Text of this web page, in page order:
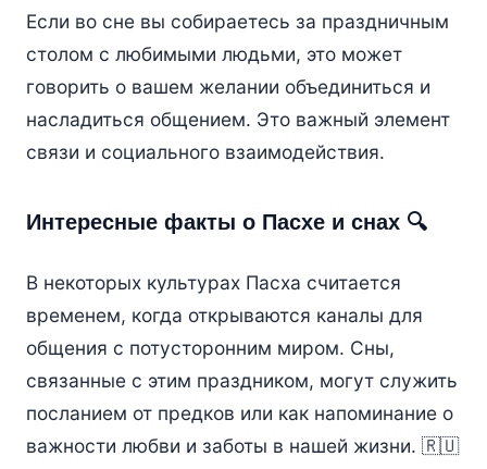
Если во сне вы собираетесь за праздничным
столом с любимыми людьми, это может
говорить о вашем желании объединиться и
насладиться общением. Это важный элемент
связи и социального взаимодействия.
Интересные факты о Пасхе и снах 🔍
В некоторых культурах Пасха считается
временем, когда открываются каналы для
общения с потусторонним миром. Сны,
связанные с этим праздником, могут служить
посланием от предков или как напоминание о
важности любви и заботы в нашей жизни. 🇷🇺